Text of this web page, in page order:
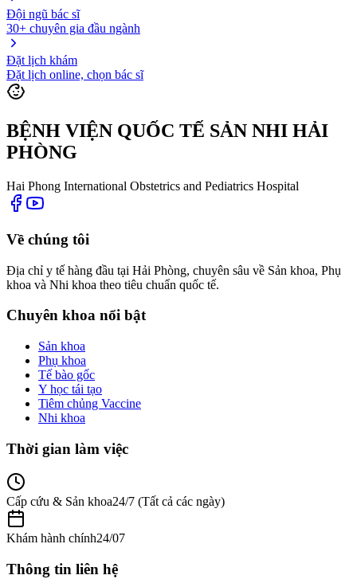
Đội ngũ bác sĩ
30+ chuyên gia đầu ngành
Đặt lịch khám
Đặt lịch online, chọn bác sĩ
BỆNH VIỆN QUỐC TẾ SẢN NHI HẢI
PHÒNG
Hai Phong International Obstetrics and Pediatrics Hospital
Về chúng tôi
Địa chỉ y tế hàng đầu tại Hải Phòng, chuyên sâu về Sản khoa, Phụ
khoa và Nhi khoa theo tiêu chuẩn quốc tế.
Chuyên khoa nổi bật
Sản khoa
Phụ khoa
Tế bào gốc
Y học tái tạo
Tiêm chủng Vaccine
Nhi khoa
Thời gian làm việc
Cấp cứu & Sản khoa24/7 (Tất cả các ngày)
Khám hành chính24/07
Thông tin liên hệ